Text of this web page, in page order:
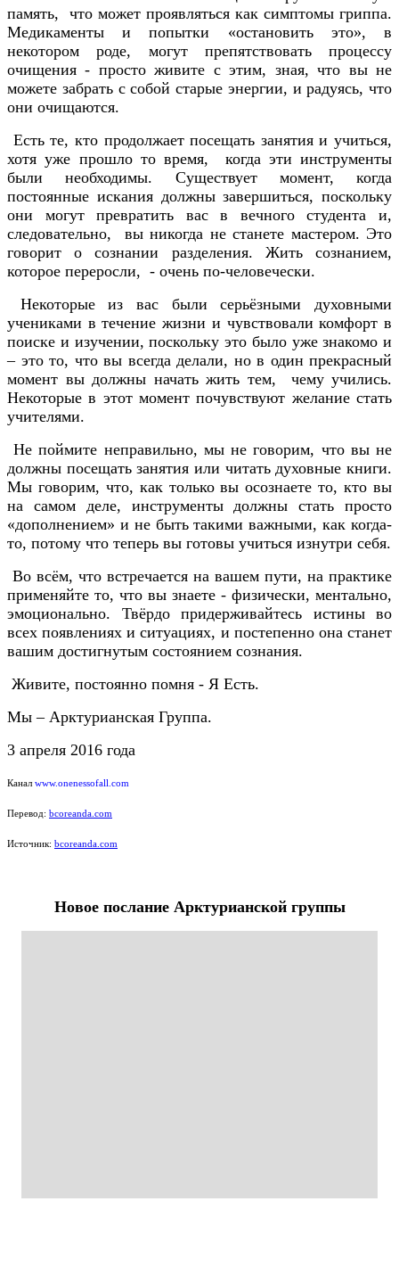
память, что может проявляться как симптомы гриппа.
Медикаменты и попытки «остановить это», в
некотором роде, могут препятствовать процессу
очищения - просто живите с этим, зная, что вы не
можете забрать с собой старые энергии, и радуясь, что
они очищаются.
Есть те, кто продолжает посещать занятия и учиться,
хотя уже прошло то время, когда эти инструменты
были необходимы. Существует момент, когда
постоянные искания должны завершиться, поскольку
они могут превратить вас в вечного студента и,
следовательно, вы никогда не станете мастером. Это
говорит о сознании разделения. Жить сознанием,
которое переросли, - очень по-человечески.
Некоторые из вас были серьёзными духовными
учениками в течение жизни и чувствовали комфорт в
поиске и изучении, поскольку это было уже знакомо и
– это то, что вы всегда делали, но в один прекрасный
момент вы должны начать жить тем, чему учились.
Некоторые в этот момент почувствуют желание стать
учителями.
Не поймите неправильно, мы не говорим, что вы не
должны посещать занятия или читать духовные книги.
Мы говорим, что, как только вы осознаете то, кто вы
на самом деле, инструменты должны стать просто
«дополнением» и не быть такими важными, как когда-
то, потому что теперь вы готовы учиться изнутри себя.
Во всём, что встречается на вашем пути, на практике
применяйте то, что вы знаете - физически, ментально,
эмоционально. Твёрдо придерживайтесь истины во
всех появлениях и ситуациях, и постепенно она станет
вашим достигнутым состоянием сознания.
Живите, постоянно помня - Я Есть.
Мы – Арктурианская Группа.
3 апреля 2016 года
Канал www.onenessofall.com
Перевод: bcoreanda.com
Источник: bcoreanda.com
Новое послание Арктурианской группы